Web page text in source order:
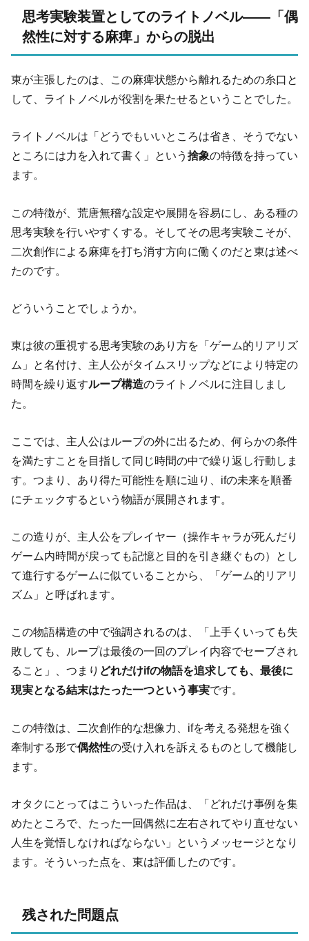
思考実験装置としてのライトノベル――「偶
然性に対する麻痺」からの脱出
東が主張したのは、この麻痺状態から離れるための糸口と
して、ライトノベルが役割を果たせるということでした。
ライトノベルは「どうでもいいところは省き、そうでない
ところには力を入れて書く」という 捨象の特徴を持ってい
ます。
この特徴が、荒唐無稽な設定や展開を容易にし、ある種の
思考実験を行いやすくする。そしてその思考実験こそが、
二次創作による麻痺を打ち消す方向に働くのだと東は述べ
たのです。
どういうことでしょうか。
東は彼の重視する思考実験のあり方を「ゲーム的リアリズ
ム」と名付け、主人公がタイムスリップなどにより特定の
時間を繰り返すループ構造のライトノベルに注目しまし
た。
ここでは、主人公はループの外に出るため、何らかの条件
を満たすことを目指して同じ時間の中で繰り返し行動しま
す。つまり、あり得た可能性を順に辿り、ifの未来を順番
にチェックするという物語が展開されます。
この造りが、主人公をプレイヤー（操作キャラが死んだり
ゲーム内時間が戻っても記憶と目的を引き継ぐもの）とし
て進行するゲームに似ていることから、「ゲーム的リアリ
ズム」と呼ばれます。
この物語構造の中で強調されるのは、「上手くいっても失
敗しても、ループは最後の一回のプレイ内容でセーブされ
ること」、つまり どれだけifの物語を追求しても、最後に
現実となる結末はたった一つという事実です。
この特徴は、二次創作的な想像力、ifを考える発想を強く
牽制する形で偶然性の受け入れを訴えるものとして機能し
ます。
オタクにとってはこういった作品は、「どれだけ事例を集
めたところで、たった一回偶然に左右されてやり直せない
人生を覚悟しなければならない」というメッセージとなり
ます。そういった点を、東は評価したのです。
残された問題点